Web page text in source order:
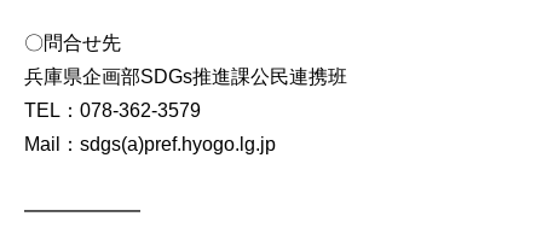
〇問合せ先
兵庫県企画部SDGs推進課公民連携班
TEL：078-362-3579
Mail：sdgs(a)pref.hyogo.lg.jp
━━━━━━